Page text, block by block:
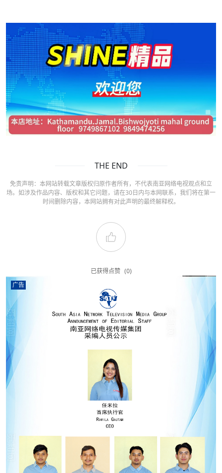
THE END
免责声明：本网站转载文章版权归原作者所有，不代表南亚网络电视观点和立
场。如涉及作品内容、版权和其它问题，请在30日内与本网联系，我们将在第一
时间删除内容，本网站拥有对此声明的最终解释权。
已获得点赞 (0)
广告